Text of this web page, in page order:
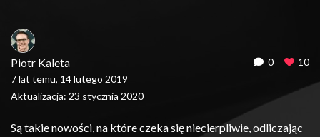
Piotr Kaleta
7 lat temu, 14 lutego 2019
Aktualizacja: 23 stycznia 2020
0 10
Są takie nowości, na które czeka się niecierpliwie, odliczając